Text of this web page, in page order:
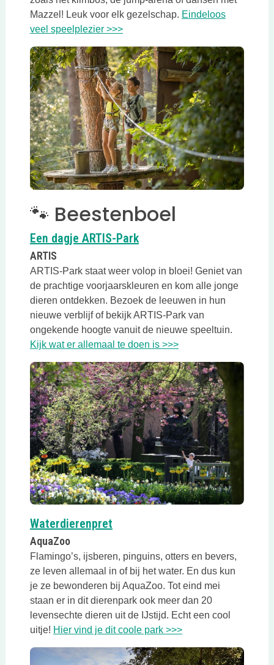
Mazzel! Leuk voor elk gezelschap. Eindeloos
veel speelplezier >>>Deze link opent in een nieuwe tab
🐾 Beestenboel
Een dagje ARTIS-ParkDeze link opent in een
ARTIS
ARTIS-Park staat weer volop in bloei! Geniet van
de prachtige voorjaarskleuren en kom alle jonge
dieren ontdekken. Bezoek de leeuwen in hun
nieuwe verblijf of bekijk ARTIS-Park van
ongekende hoogte vanuit de nieuwe speeltuin.
Kijk wat er allemaal te doen is >>>Deze link opent in
WaterdierenpretDeze link opent in een nieuwe
AquaZoo
Flamingo’s, ijsberen, pinguins, otters en bevers,
ze leven allemaal in of bij het water. En dus kun
je ze bewonderen bij AquaZoo. Tot eind mei
staan er in dit dierenpark ook meer dan 20
levensechte dieren uit de IJstijd. Echt een cool
uitje! Hier vind je dit coole park >>>Deze link opent in